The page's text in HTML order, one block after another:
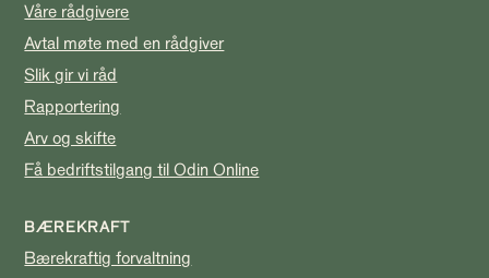
Våre rådgivere
Avtal møte med en rådgiver
Slik gir vi råd
Rapportering
Arv og skifte
Få bedriftstilgang til Odin Online
BÆREKRAFT
Bærekraftig forvaltning